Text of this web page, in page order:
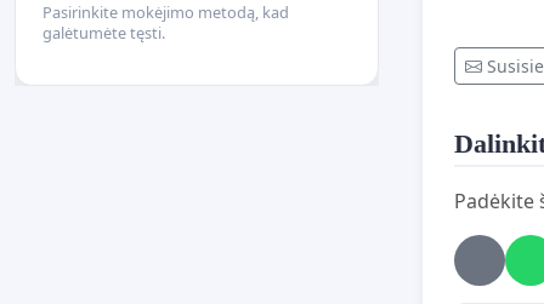
Padėkite
Pasirinkite mokėjimo metodą, kad
galėtumėte tęsti.